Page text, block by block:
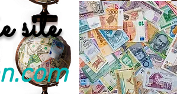
site